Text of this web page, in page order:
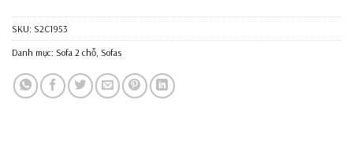
SKU: S2C1953
Danh mục: Sofa 2 chỗ Sofas